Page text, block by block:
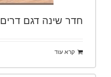
חדר שינה דגם דרים
קרא עוד